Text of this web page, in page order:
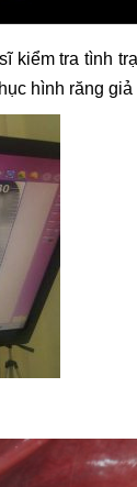
kiểm tra tình
hình răng giả